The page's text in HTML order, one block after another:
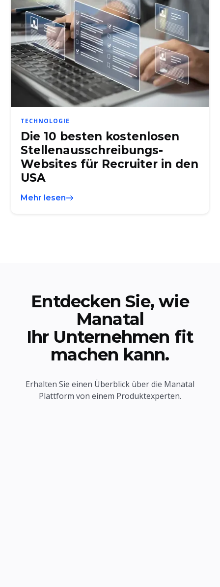
TECHNOLOGIE
Die 10 besten kostenlosen
Stellenausschreibungs-
Websites für Recruiter in den
USA
Mehr lesen
Entdecken Sie, wie
Manatal
Ihr Unternehmen fit
machen kann.
Erhalten Sie einen Überblick über die Manatal
Plattform von einem Produktexperten.